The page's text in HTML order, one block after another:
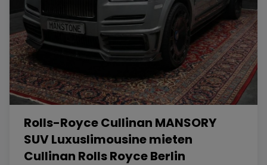
Rolls-Royce Cullinan MANSORY
SUV Luxuslimousine mieten
Cullinan Rolls Royce Berlin